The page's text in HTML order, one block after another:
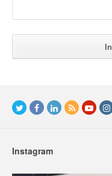
Instagram